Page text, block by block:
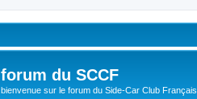
forum du SCCF
bienvenue sur le forum du Side-Car Club Français